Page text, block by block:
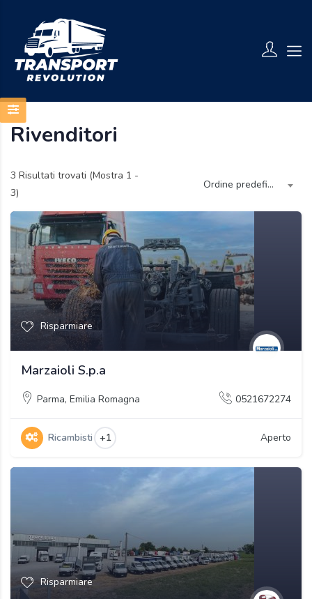
Rivenditori
3 Risultati trovati (Mostra 1 -
3)
Ordine predefinito
Risparmiare
Marzaioli S.p.a
Parma, Emilia Romagna 0521672274
Ricambisti +1 Aperto
Risparmiare